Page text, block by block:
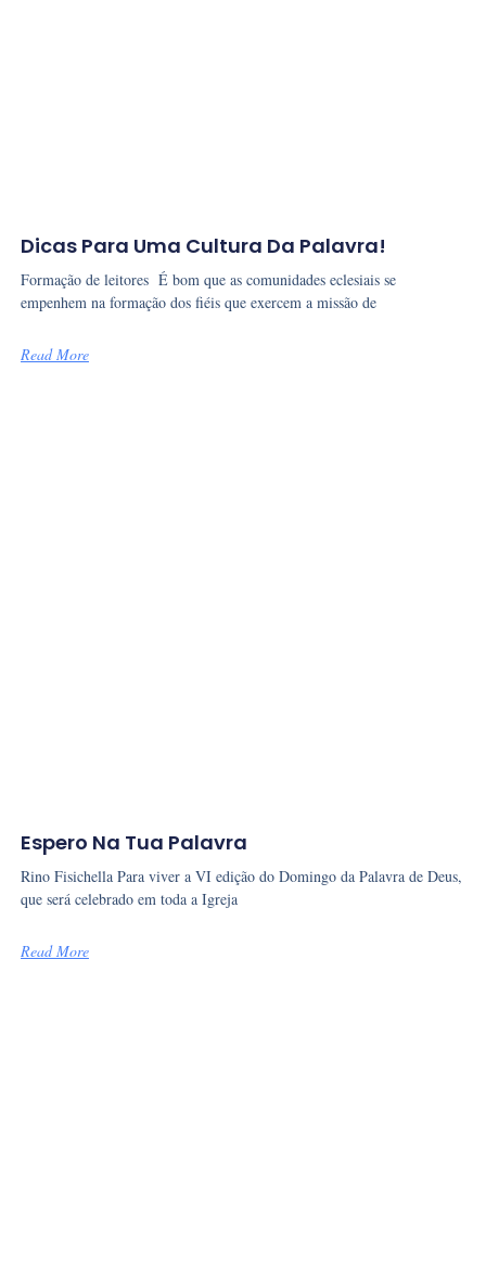
Dicas Para Uma Cultura Da Palavra!
Formação de leitores É bom que as comunidades eclesiais se
empenhem na formação dos fiéis que exercem a missão de
Read More
Espero Na Tua Palavra
Rino Fisichella Para viver a VI edição do Domingo da Palavra de Deus,
que será celebrado em toda a Igreja
Read More